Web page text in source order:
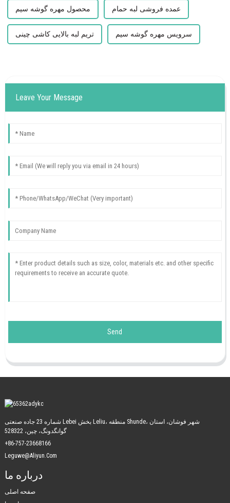
محصول مهره گوشه سیم عمده فروشی لبه حمام
تریم لبه بالایی کاشی چینی سرویس مهره گوشه سیم
Leave Your Message
Send
شماره 23 جاده صنعتی Lebei بخش Leliu، منطقه Shunde، شهر فوشان، استان
گوانگدونگ، چین، 528322
+86-757-23668166
Leguwe@aliyun.com
درباره ما
صفحه اصلی